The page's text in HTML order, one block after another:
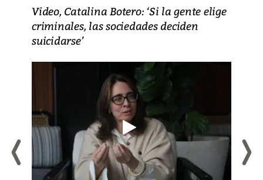
Video, Catalina Botero: ‘Si la gente elige
criminales, las sociedades deciden
suicidarse’